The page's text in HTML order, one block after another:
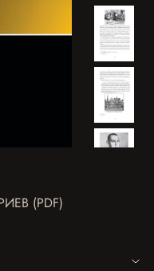
(PDF)